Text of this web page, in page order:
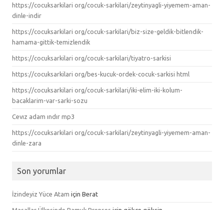
https://cocuksarkilari org/cocuk-sarkilari/zeytinyagli-yiyemem-aman-
dinle-indir
https://cocuksarkilari org/cocuk-sarkilari/biz-size-geldik-bitlendik-
hamama-gittik-temizlendik
https://cocuksarkilari org/cocuk-sarkilari/tiyatro-sarkisi
https://cocuksarkilari org/bes-kucuk-ordek-cocuk-sarkisi html
https://cocuksarkilari org/cocuk-sarkilari/iki-elim-iki-kolum-
bacaklarim-var-sarki-sozu
Cevız adam ındır mp3
https://cocuksarkilari org/cocuk-sarkilari/zeytinyagli-yiyemem-aman-
dinle-zara
Son yorumlar
İzindeyiz Yüce Atam için Berat